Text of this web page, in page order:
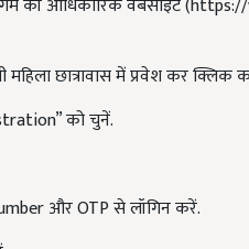
छात्रावास में प्रवेश कर क्लिक करें.
और OTP से लॉगिन करें.